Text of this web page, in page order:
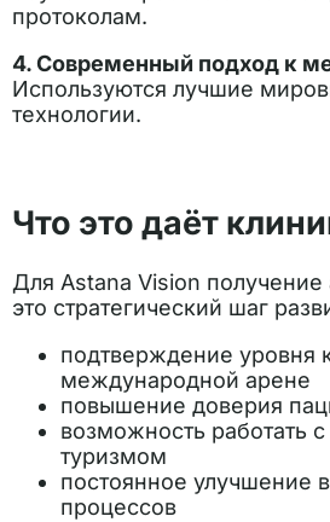
протоколам.
4. Современный подход к
Используются лучшие
технологии.
Что это даёт
Для Astana Vision
это стратегический шаг
подтверждение уровня
международной арене
повышение доверия
возможность работать
туризмом
постоянное улучшение
процессов